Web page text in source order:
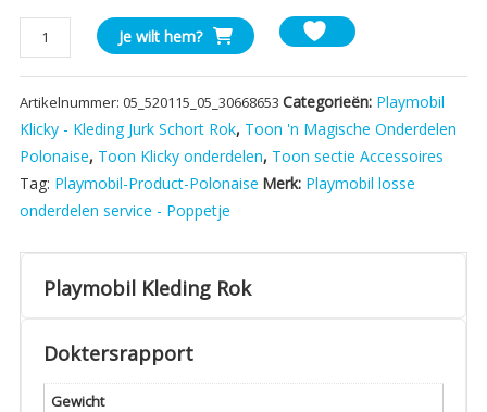
Playmobil
Kleding
Rok
aantal
Je wilt hem?
Artikelnummer: 05_520115_05_30668653 Categorieën: Playmobil
Klicky - Kleding Jurk Schort Rok, Toon 'n Magische Onderdelen
Polonaise, Toon Klicky onderdelen, Toon sectie Accessoires
Tag: Playmobil-Product-Polonaise Merk: Playmobil losse
onderdelen service - Poppetje
Playmobil Kleding Rok
Doktersrapport
Gewicht